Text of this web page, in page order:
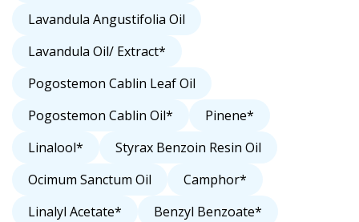
Lavandula Angustifolia Oil
Lavandula Oil/ Extract*
Pogostemon Cablin Leaf Oil
Pogostemon Cablin Oil*
Pinene*
Linalool*
Styrax Benzoin Resin Oil
Ocimum Sanctum Oil
Camphor*
Linalyl Acetate*
Benzyl Benzoate*